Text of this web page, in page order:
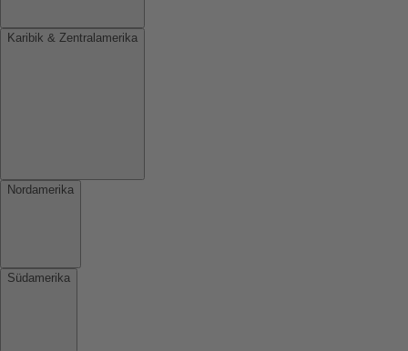
Karibik & Zentralamerika
Nordamerika
Südamerika